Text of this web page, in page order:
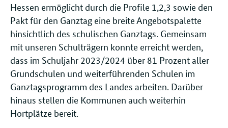
Hessen ermöglicht durch die Profile 1,2,3 sowie den
Pakt für den Ganztag eine breite Angebotspalette
hinsichtlich des schulischen Ganztags. Gemeinsam
mit unseren Schulträgern konnte erreicht werden,
dass im Schuljahr 2023/2024 über 81 Prozent aller
Grundschulen und weiterführenden Schulen im
Ganztagsprogramm des Landes arbeiten. Darüber
hinaus stellen die Kommunen auch weiterhin
Hortplätze bereit.